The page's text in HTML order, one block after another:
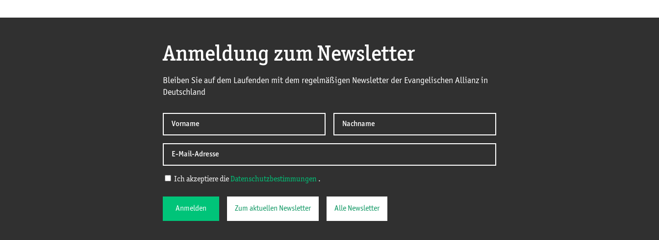
Anmeldung zum Newsletter
Bleiben Sie auf dem Laufenden mit dem regelmäßigen Newsletter der Evangelischen Allianz in
Deutschland
Ich akzeptiere die Datenschutzbestimmungen .
Anmelden Zum aktuellen Newsletter Alle Newsletter